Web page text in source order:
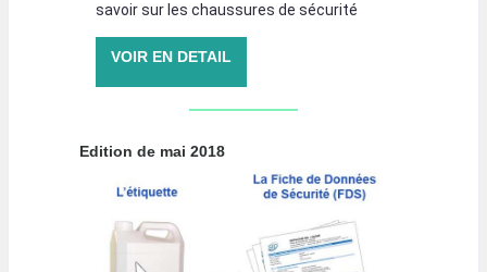
savoir sur les chaussures de sécurité
VOIR EN DETAIL
Edition de mai 2018